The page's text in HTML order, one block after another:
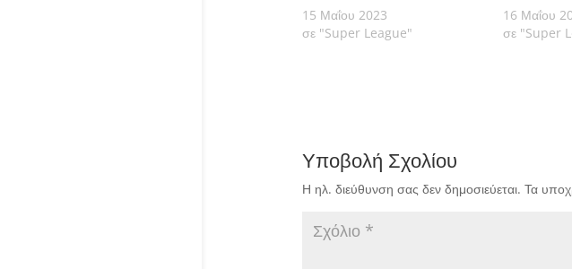
15 Μαΐου 2023
σε "Super League"
16 Μαΐου
σε "Super
Υποβολή Σχολίου
Η ηλ. διεύθυνση σας δεν δημοσιεύεται. Τα